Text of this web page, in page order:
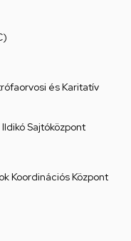
és Karitatív
Sajtóközpont
Koordinációs Központ